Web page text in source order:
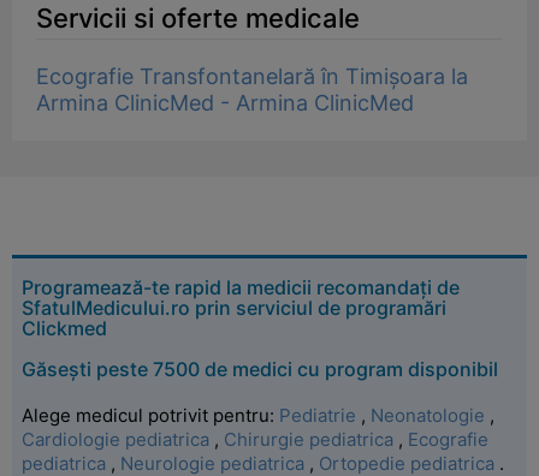
Servicii si oferte medicale
Ecografie Transfontanelară în Timișoara la
Armina ClinicMed - Armina ClinicMed
Programează-te rapid la medicii recomandați de
SfatulMedicului.ro prin serviciul de programări
Clickmed
Găsești peste 7500 de medici cu program disponibil
Alege medicul potrivit pentru: Pediatrie , Neonatologie ,
Cardiologie pediatrica , Chirurgie pediatrica , Ecografie
pediatrica , Neurologie pediatrica , Ortopedie pediatrica .